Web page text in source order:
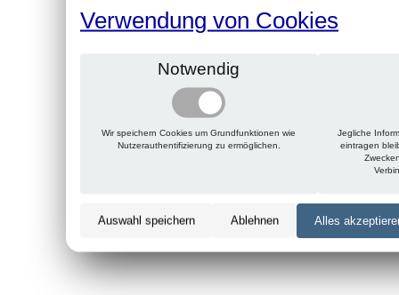
Verwendung von Cookies
Notwendig
Wir speichern Cookies um Grundfunktionen wie
Nutzerauthentifizierung zu ermöglichen.
Jegliche
eintragen
Auswahl speichern Ablehnen Alles